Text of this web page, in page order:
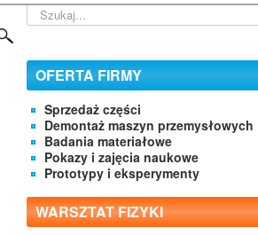
Kontakt
Szukaj...
OFERTA FIRMY
Sprzedaż części
Demontaż maszyn przemysłowych
Badania materiałowe
Pokazy i zajęcia naukowe
Prototypy i eksperymenty
WARSZTAT FIZYKI